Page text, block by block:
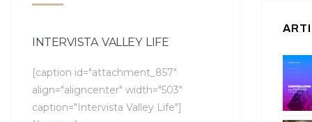
INTERVISTA VALLEY LIFE
[caption id="attachment_857"
align="aligncenter" width="503"
caption="Intervista Valley Life"]